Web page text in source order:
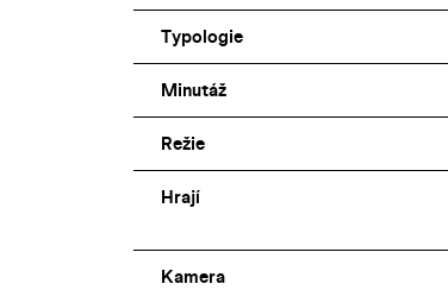
Typologie
Minutáž
Režie
Hrají
Kamera